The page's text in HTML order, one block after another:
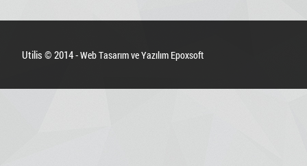
Utilis © 2014 -Web Tasarım ve Yazılım Epoxsoft